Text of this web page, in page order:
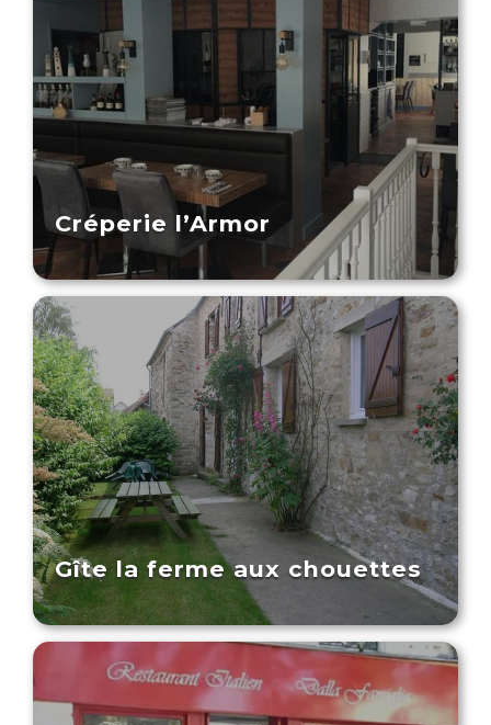
Créperie l’Armor
Gîte la ferme aux chouettes